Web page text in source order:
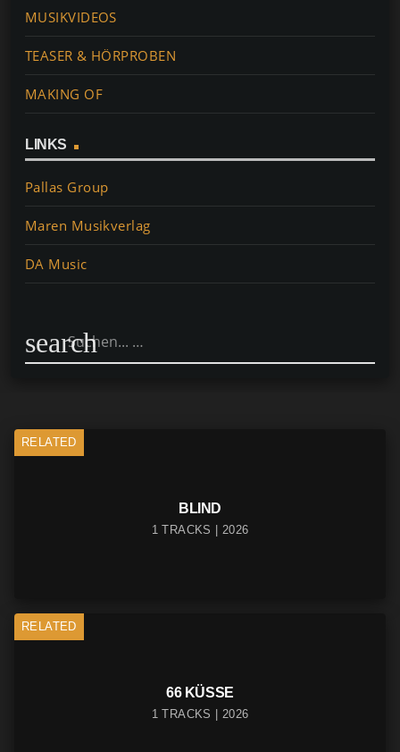
MUSIKVIDEOS
TEASER & HÖRPROBEN
MAKING OF
LINKS
Pallas Group
Maren Musikverlag
DA Music
search
RELATED
BLIND
1 TRACKS | 2026
RELATED
66 KÜSSE
1 TRACKS | 2026